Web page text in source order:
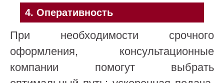
4. Оперативность
При необходимости срочного
оформления, консультационные
компании помогут выбрать